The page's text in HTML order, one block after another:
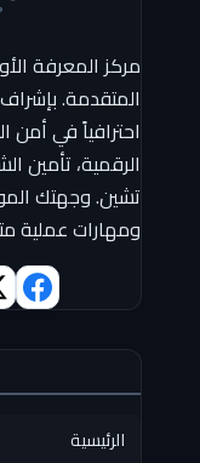
مركز المعرفة
المتقدمة.
احترافياً في أمن
الرقمية، تأمين
تشين. وجهتك
ومهارات عملية
الرئيسية